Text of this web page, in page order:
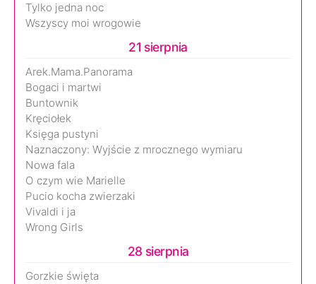
Tylko jedna noc
Wszyscy moi wrogowie
21 sierpnia
Arek.Mama.Panorama
Bogaci i martwi
Buntownik
Kręciołek
Księga pustyni
Naznaczony: Wyjście z mrocznego wymiaru
Nowa fala
O czym wie Marielle
Pucio kocha zwierzaki
Vivaldi i ja
Wrong Girls
28 sierpnia
Gorzkie święta